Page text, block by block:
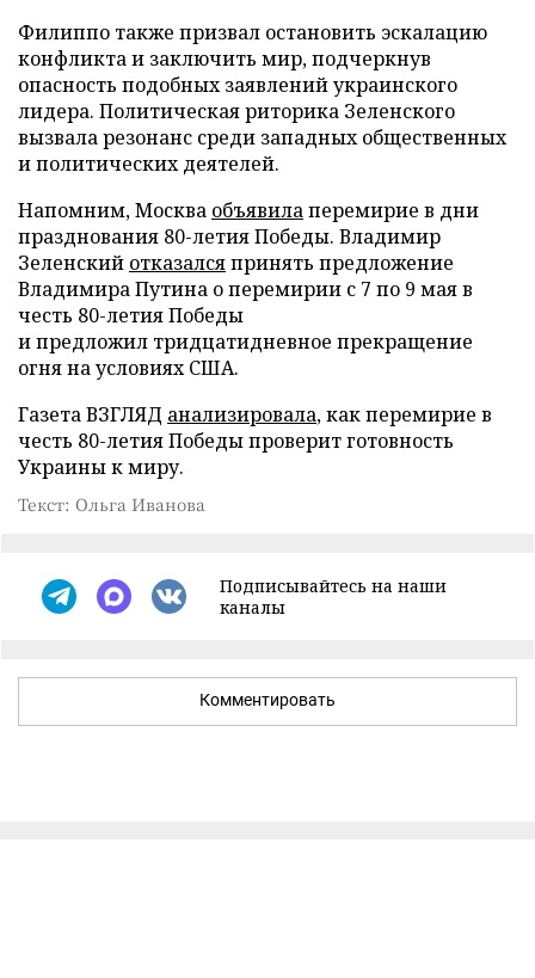
Филиппо также призвал остановить эскалацию
конфликта и заключить мир, подчеркнув
опасность подобных заявлений украинского
лидера. Политическая риторика Зеленского
вызвала резонанс среди западных общественных
и политических деятелей.
Напомним, Москва объявилаперемирие в дни
празднования 80-летия Победы. Владимир
Зеленский отказалсяпринять предложение
Владимира Путина о перемирии с 7 по 9 мая в
честь 80-летия Победы
и предложил тридцатидневное прекращение
огня на условиях США.
Газета ВЗГЛЯД анализировала, как перемирие в
честь 80-летия Победы проверит готовность
Украины к миру.
Текст: Ольга Иванова
Подписывайтесь на наши
каналы
Комментировать